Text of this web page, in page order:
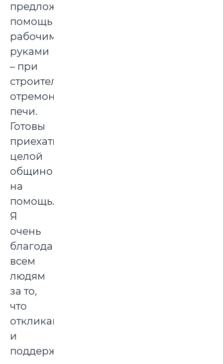
предложили
помощь
рабочими
руками
– при
строительстве,
отремонтировать
печи.
Готовы
приехать
целой
общиной
на
помощь.
Я
очень
благодарен
всем
людям
за то,
что
откликаются
и
поддерживают.